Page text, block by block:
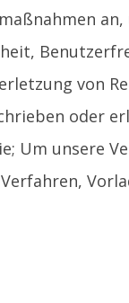
von
oder
Um unsere